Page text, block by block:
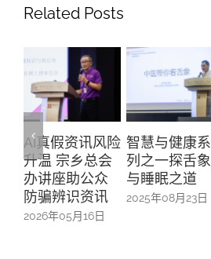
Related Posts
智慧与健康系
列之一探舌象
与睡眠之道
2025年08月23日
“新加坡文化通
行证”助推文化
参与迈出重要
一步